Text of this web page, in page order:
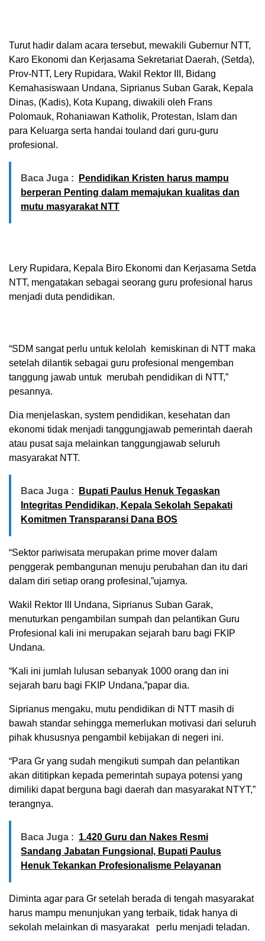
Turut hadir dalam acara tersebut, mewakili Gubernur NTT,
Karo Ekonomi dan Kerjasama Sekretariat Daerah, (Setda),
Prov-NTT, Lery Rupidara, Wakil Rektor III, Bidang
Kemahasiswaan Undana, Siprianus Suban Garak, Kepala
Dinas, (Kadis), Kota Kupang, diwakili oleh Frans
Polomauk, Rohaniawan Katholik, Protestan, Islam dan
para Keluarga serta handai touland dari guru-guru
profesional.
Baca Juga :
Pendidikan Kristen harus mampu
berperan Penting dalam memajukan kualitas dan
mutu masyarakat NTT
Lery Rupidara, Kepala Biro Ekonomi dan Kerjasama Setda
NTT, mengatakan sebagai seorang guru profesional harus
menjadi duta pendidikan.
“SDM sangat perlu untuk kelolah kemiskinan di NTT maka
setelah dilantik sebagai guru profesional mengemban
tanggung jawab untuk merubah pendidikan di NTT,”
pesannya.
Dia menjelaskan, system pendidikan, kesehatan dan
ekonomi tidak menjadi tanggungjawab pemerintah daerah
atau pusat saja melainkan tanggungjawab seluruh
masyarakat NTT.
Baca Juga :
Bupati Paulus Henuk Tegaskan
Integritas Pendidikan, Kepala Sekolah Sepakati
Komitmen Transparansi Dana BOS
“Sektor pariwisata merupakan prime mover dalam
penggerak pembangunan menuju perubahan dan itu dari
dalam diri setiap orang profesinal,”ujarnya.
Wakil Rektor III Undana, Siprianus Suban Garak,
menuturkan pengambilan sumpah dan pelantikan Guru
Profesional kali ini merupakan sejarah baru bagi FKIP
Undana.
“Kali ini jumlah lulusan sebanyak 1000 orang dan ini
sejarah baru bagi FKIP Undana,”papar dia.
Siprianus mengaku, mutu pendidikan di NTT masih di
bawah standar sehingga memerlukan motivasi dari seluruh
pihak khususnya pengambil kebijakan di negeri ini.
“Para Gr yang sudah mengikuti sumpah dan pelantikan
akan dititipkan kepada pemerintah supaya potensi yang
dimiliki dapat berguna bagi daerah dan masyarakat NTYT,”
terangnya.
Baca Juga : 1.420 Guru dan Nakes Resmi
Sandang Jabatan Fungsional, Bupati Paulus
Henuk Tekankan Profesionalisme Pelayanan
Diminta agar para Gr setelah berada di tengah masyarakat
harus mampu menunjukan yang terbaik, tidak hanya di
sekolah melainkan di masyarakat perlu menjadi teladan.